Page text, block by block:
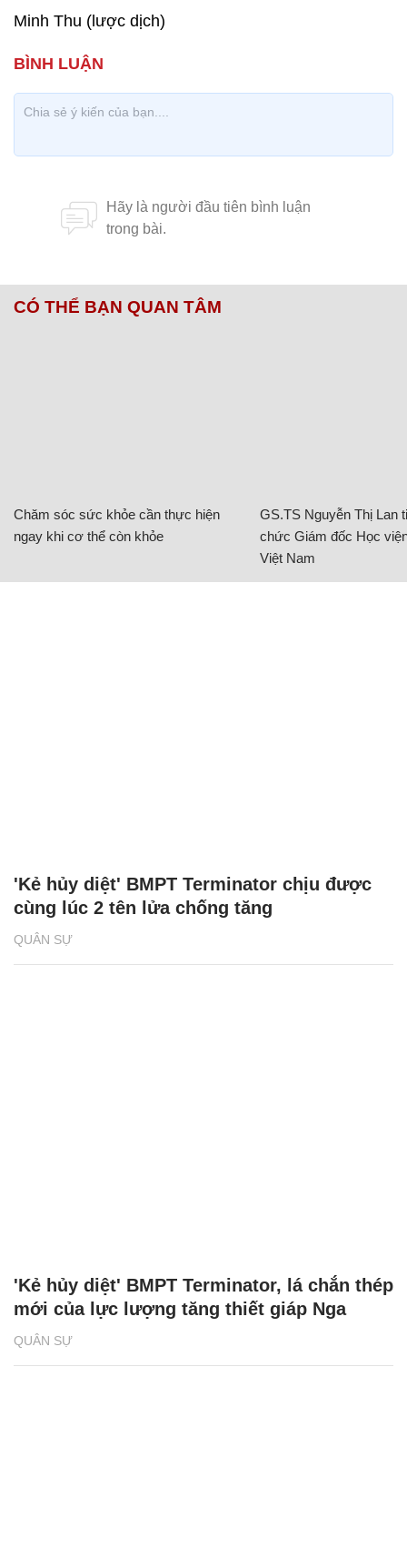
Minh Thu (lược dịch)
CÓ THỂ BẠN QUAN TÂM
Chăm sóc sức khỏe cần thực hiện
ngay khi cơ thể còn khỏe
GS.TS Nguyễn Thị Lan
chức Giám đốc Học
Việt Nam
QUÂN SỰ
'Kẻ hủy diệt' BMPT Terminator chịu được
cùng lúc 2 tên lửa chống tăng
QUÂN SỰ
'Kẻ hủy diệt' BMPT Terminator, lá chắn thép
mới của lực lượng tăng thiết giáp Nga